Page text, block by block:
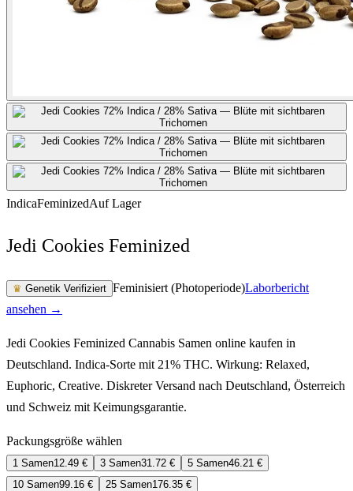
IndicaFeminizedAuf Lager
Jedi Cookies Feminized
♛ Genetik Verifiziert Feminisiert (Photoperiode)Laborbericht
ansehen →
Jedi Cookies Feminized Cannabis Samen online kaufen in
Deutschland. Indica-Sorte mit 21% THC. Wirkung: Relaxed,
Euphoric, Creative. Diskreter Versand nach Deutschland, Österreich
und Schweiz mit Keimungsgarantie.
Packungsgröße wählen
1 Samen12.49 € 3 Samen31.72 € 5 Samen46.21 €
10 Samen99.16 € 25 Samen176.35 €